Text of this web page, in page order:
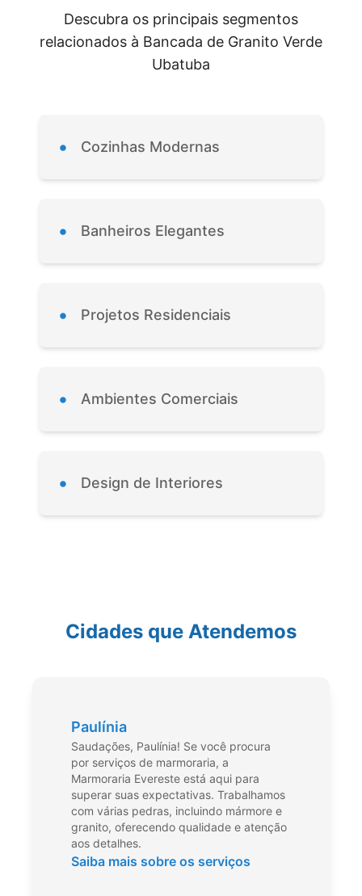
Descubra os principais segmentos
relacionados à Bancada de Granito Verde
Ubatuba
• Cozinhas Modernas
• Banheiros Elegantes
• Projetos Residenciais
• Ambientes Comerciais
• Design de Interiores
Cidades que Atendemos
Paulínia
Saudações, Paulínia! Se você procura
por serviços de marmoraria, a
Marmoraria Evereste está aqui para
superar suas expectativas. Trabalhamos
com várias pedras, incluindo mármore e
granito, oferecendo qualidade e atenção
aos detalhes.
Saiba mais sobre os serviços